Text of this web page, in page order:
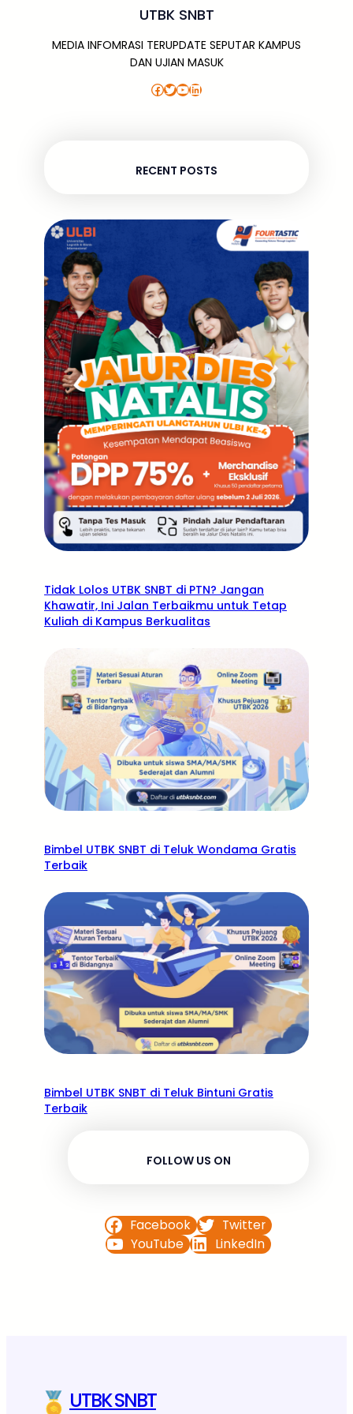
UTBK SNBT
MEDIA INFOMRASI TERUPDATE SEPUTAR KAMPUS
DAN UJIAN MASUK
Facebook Twitter YouTube LinkedIn
RECENT POSTS
Tidak Lolos UTBK SNBT di PTN? Jangan
Khawatir, Ini Jalan Terbaikmu untuk Tetap
Kuliah di Kampus Berkualitas
Bimbel UTBK SNBT di Teluk Wondama Gratis
Terbaik
Bimbel UTBK SNBT di Teluk Bintuni Gratis
Terbaik
FOLLOW US ON
Facebook
Twitter
YouTube
LinkedIn
UTBK SNBT